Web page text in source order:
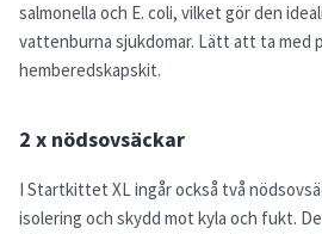
salmonella och E. coli, vilket gör den
vattenburna sjukdomar. Lätt att ta med
hemberedskapskit.
2 x nödsovsäckar
I Startkittet XL ingår också två
isolering och skydd mot kyla och fukt.